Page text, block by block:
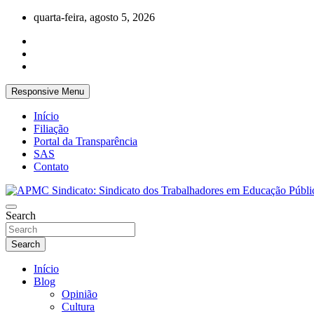
Skip
content
quarta-feira, agosto 5, 2026
Responsive Menu
Início
Filiação
Portal da Transparência
SAS
Contato
APMC Sindicato: Sindicato dos
APMC Sindicato dos Trabalhadores em educação pública do
Search
Search
Início
Blog
Opinião
Cultura